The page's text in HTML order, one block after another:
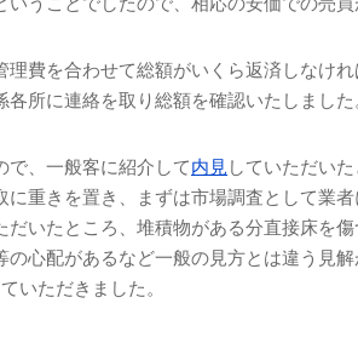
費を合わせて総額がいくら返済しなけ
所に連絡を取り総額を確認いたしました
で、一般客に紹介して内見 していただい
重きを置き、まずは市場調査として業
いたところ、堆積物がある分直接床を
心配があるなど一般の見方とは違う見
いただきました。